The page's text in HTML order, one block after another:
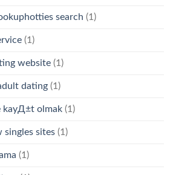
search (1)
(1)
website (1)
dating (1)
kayД±t olmak (1)
singles sites (1)
(1)